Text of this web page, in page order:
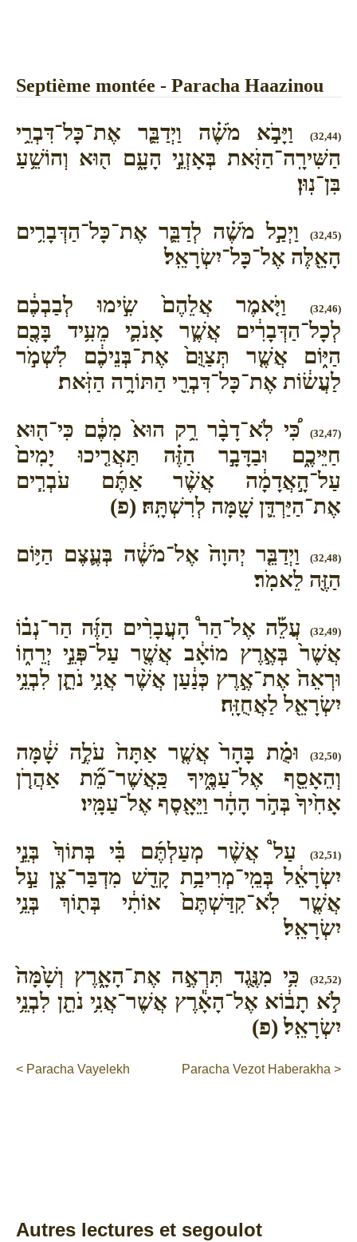
Septième montée - Paracha Haazinou
(32,44)
וַיָּבֹ֣א מֹשֶׁ֗ה וַיְדַבֵּ֛ר אֶת־כָּל־דִּבְרֵ֥י
הַשִּׁירָֽה־הַזֹּ֖את בְּאָזְנֵ֣י הָעָ֑ם ה֖וּא וְהוֹשֵׁ֥עַ
בִּן־נֽוּן׃
(32,45)
וַיְכַ֣ל מֹשֶׁ֗ה לְדַבֵּ֛ר אֶת־כָּל־הַדְּבָרִ֥ים
הָאֵ֖לֶּה אֶל־כָּל־יִשְׂרָאֵֽל׃
(32,46)
וַיֹּ֤אמֶר אֲלֵהֶם֙ שִׂ֣ימוּ לְבַבְכֶ֔ם
לְכָל־הַדְּבָרִ֔ים אֲשֶׁ֧ר אָנֹכִ֛י מֵעִ֥יד בָּכֶ֖ם
הַיּ֑וֹם אֲשֶׁ֤ר תְּצַוֻּם֙ אֶת־בְּנֵיכֶ֔ם לִשְׁמֹ֣ר
לַעֲשׂ֔וֹת אֶת־כָּל־דִּבְרֵ֖י הַתּוֹרָ֥ה הַזֹּֽאת׃
(32,47)
כִּ֠י לֹֽא־דָבָ֨ר רֵ֥ק הוּא֙ מִכֶּ֔ם כִּי־ה֖וּא
חַיֵּיכֶ֑ם וּבַדָּבָ֣ר הַזֶּ֗ה תַּאֲרִ֤יכוּ יָמִים֙
עַל־הָ֣אֲדָמָ֔ה אֲשֶׁ֨ר אַתֶּ֜ם עֹבְרִ֧ים
אֶת־הַיַּרְדֵּ֛ן שָׁ֖מָּה לְרִשְׁתָּֽהּ׃ (פ)
(32,48)
וַיְדַבֵּ֤ר יְהוָה֙ אֶל־מֹשֶׁ֔ה בְּעֶ֛צֶם הַיּ֥וֹם
הַזֶּ֖ה לֵאמֹֽר׃
(32,49)
עֲלֵ֡ה אֶל־הַר֩ הָעֲבָרִ֨ים הַזֶּ֜ה הַר־נְב֗וֹ
אֲשֶׁר֙ בְּאֶ֣רֶץ מוֹאָ֔ב אֲשֶׁ֖ר עַל־פְּנֵ֣י יְרֵח֑וֹ
וּרְאֵה֙ אֶת־אֶ֣רֶץ כְּנַ֔עַן אֲשֶׁ֨ר אֲנִ֥י נֹתֵ֛ן לִבְנֵ֥י
יִשְׂרָאֵ֖ל לַאֲחֻזָּֽה׃
(32,50)
וּמֻ֗ת בָּהָר֙ אֲשֶׁ֤ר אַתָּה֙ עֹלֶ֣ה שָׁ֔מָּה
וְהֵאָסֵ֖ף אֶל־עַמֶּ֑יךָ כַּֽאֲשֶׁר־מֵ֞ת אַהֲרֹ֤ן
אָחִ֙יךָ֙ בְּהֹ֣ר הָהָ֔ר וַיֵּאָ֖סֶף אֶל־עַמָּֽיו׃
(32,51)
עַל֩ אֲשֶׁ֨ר מְעַלְתֶּ֜ם בִּ֗י בְּתוֹךְ֙ בְּנֵ֣י
יִשְׂרָאֵ֔ל בְּמֵֽי־מְרִיבַ֥ת קָדֵ֖שׁ מִדְבַּר־צִ֑ן עַ֣ל
אֲשֶׁ֤ר לֹֽא־קִדַּשְׁתֶּם֙ אוֹתִ֔י בְּת֖וֹךְ בְּנֵ֥י
יִשְׂרָאֵֽל׃
(32,52)
כִּ֥י מִנֶּ֖גֶד תִּרְאֶ֣ה אֶת־הָאָ֑רֶץ וְשָׁ֙מָּה֙
לֹ֣א תָב֔וֹא אֶל־הָאָ֕רֶץ אֲשֶׁר־אֲנִ֥י נֹתֵ֖ן לִבְנֵ֥י
יִשְׂרָאֵֽל׃ (פ)
< Paracha Vayelekh Paracha Vezot Haberakha >
Autres lectures et segoulot